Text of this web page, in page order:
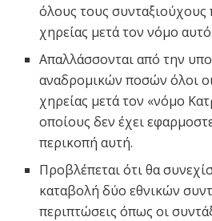
όλους τους
χηρείας μετά τον νόμο αυτό.
Απαλλάσσονται από την
αναδρομικών ποσών όλοι
χηρείας μετά τον «νόμο
οποίους δεν έχει
περικοπή αυτή.
Προβλέπεται ότι θα
καταβολή δύο εθνικών
περιπτώσεις όπως οι